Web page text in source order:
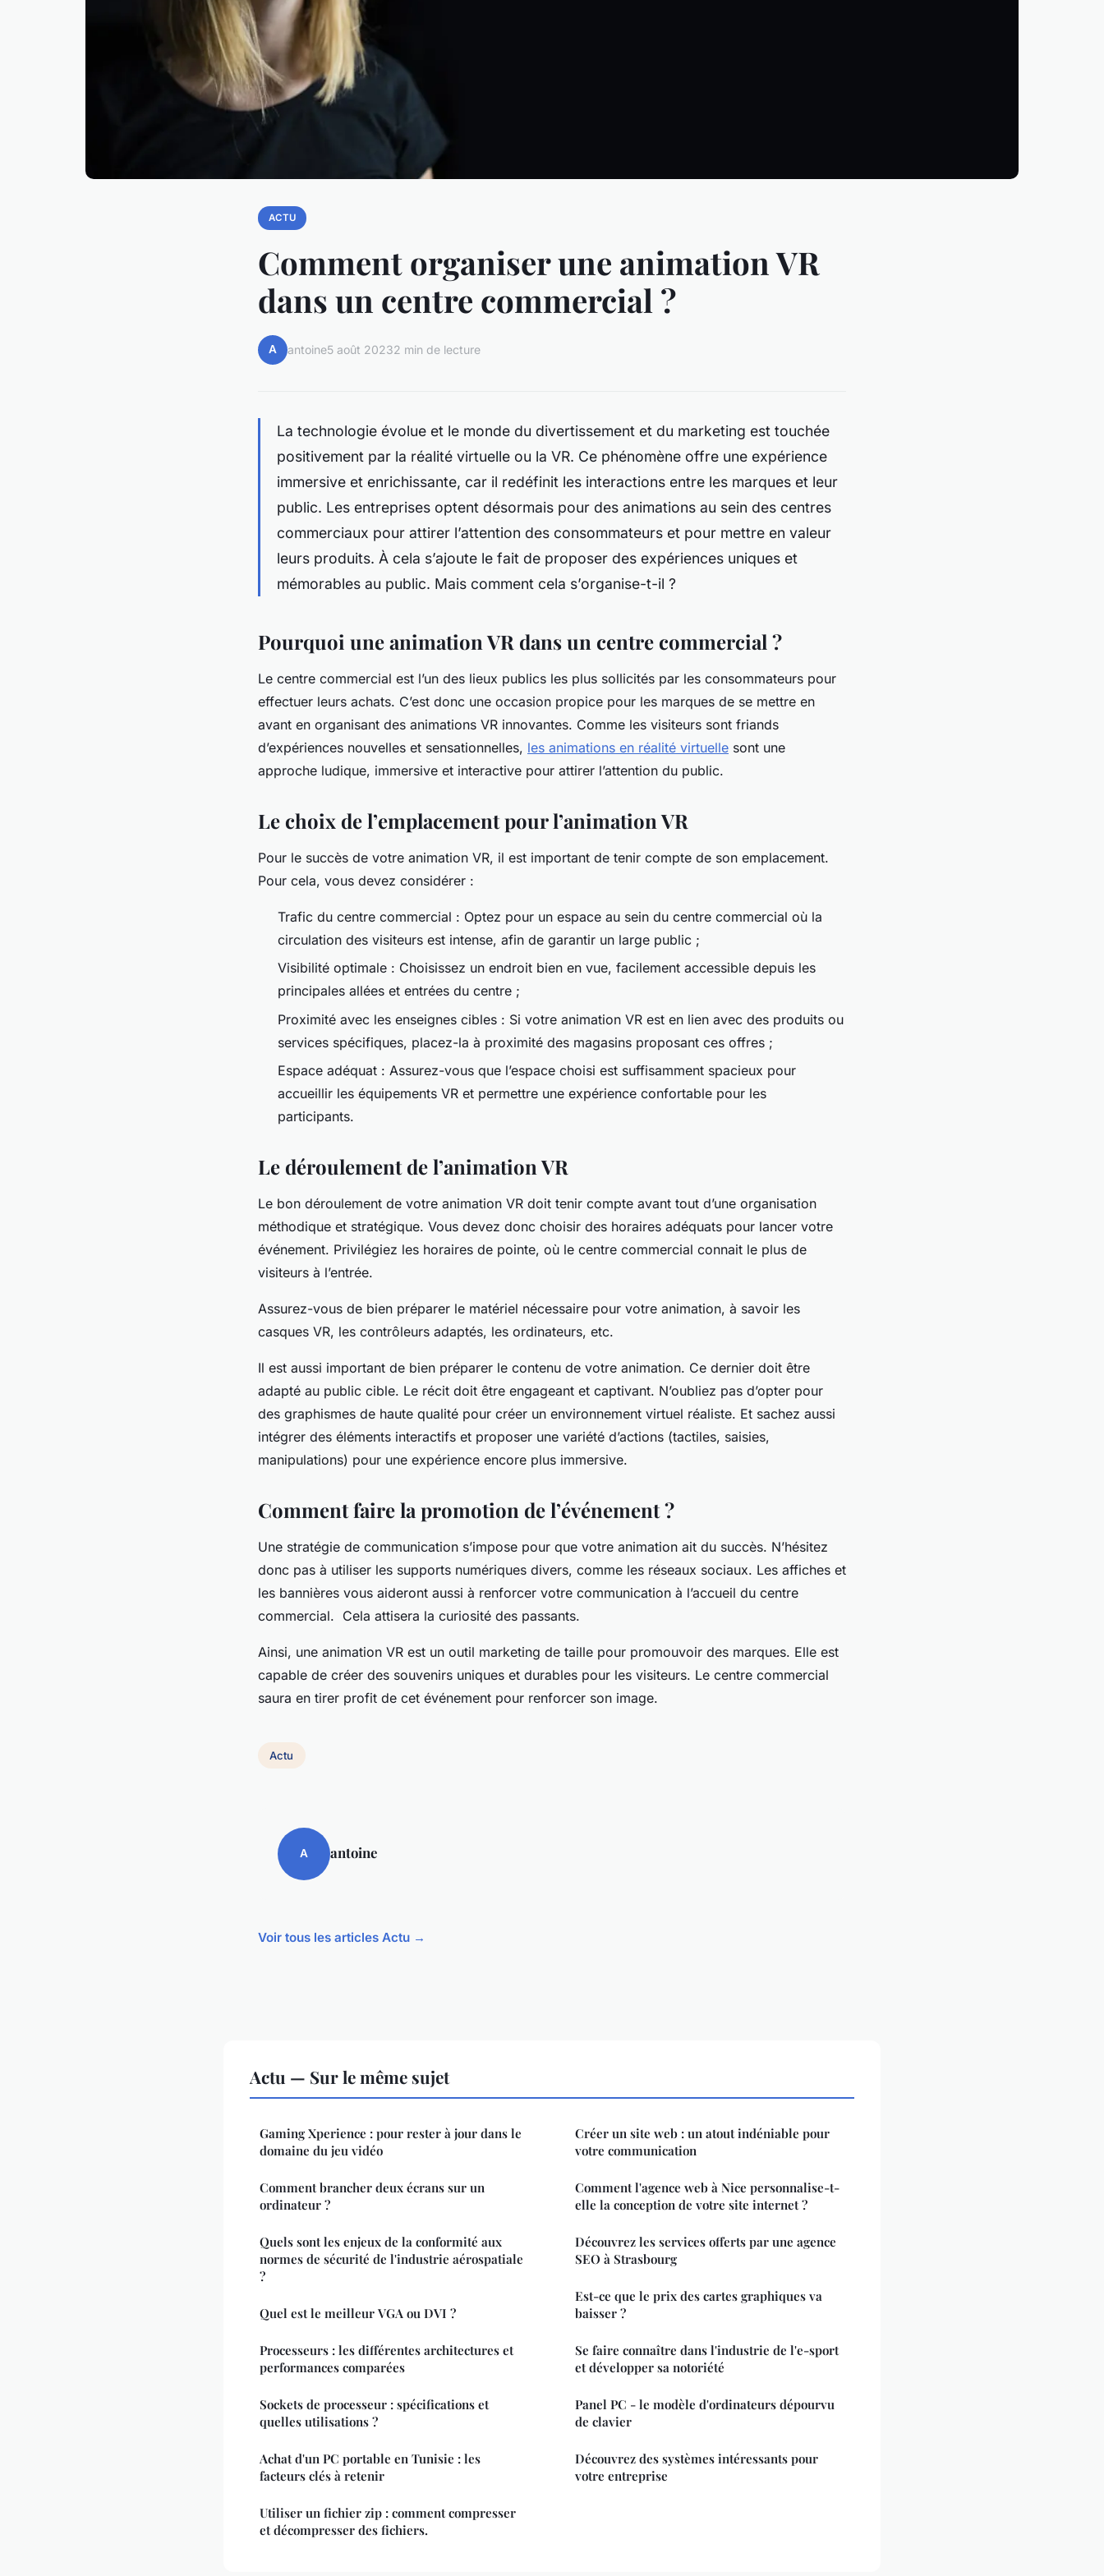
ACTU
Comment organiser une animation VR
dans un centre commercial ?
A antoine5 août 20232 min de lecture
La technologie évolue et le monde du divertissement et du marketing est touchée
positivement par la réalité virtuelle ou la VR. Ce phénomène offre une expérience
immersive et enrichissante, car il redéfinit les interactions entre les marques et leur
public. Les entreprises optent désormais pour des animations au sein des centres
commerciaux pour attirer l’attention des consommateurs et pour mettre en valeur
leurs produits. À cela s’ajoute le fait de proposer des expériences uniques et
mémorables au public. Mais comment cela s’organise-t-il ?
Pourquoi une animation VR dans un centre commercial ?
Le centre commercial est l’un des lieux publics les plus sollicités par les consommateurs pour
effectuer leurs achats. C’est donc une occasion propice pour les marques de se mettre en
avant en organisant des animations VR innovantes. Comme les visiteurs sont friands
d’expériences nouvelles et sensationnelles, les animations en réalité virtuelle sont une
approche ludique, immersive et interactive pour attirer l’attention du public.
Le choix de l’emplacement pour l’animation VR
Pour le succès de votre animation VR, il est important de tenir compte de son emplacement.
Pour cela, vous devez considérer :
Trafic du centre commercial : Optez pour un espace au sein du centre commercial où la
circulation des visiteurs est intense, afin de garantir un large public ;
Visibilité optimale : Choisissez un endroit bien en vue, facilement accessible depuis les
principales allées et entrées du centre ;
Proximité avec les enseignes cibles : Si votre animation VR est en lien avec des produits ou
services spécifiques, placez-la à proximité des magasins proposant ces offres ;
Espace adéquat : Assurez-vous que l’espace choisi est suffisamment spacieux pour
accueillir les équipements VR et permettre une expérience confortable pour les
participants.
Le déroulement de l’animation VR
Le bon déroulement de votre animation VR doit tenir compte avant tout d’une organisation
méthodique et stratégique. Vous devez donc choisir des horaires adéquats pour lancer votre
événement. Privilégiez les horaires de pointe, où le centre commercial connait le plus de
visiteurs à l’entrée.
Assurez-vous de bien préparer le matériel nécessaire pour votre animation, à savoir les
casques VR, les contrôleurs adaptés, les ordinateurs, etc.
Il est aussi important de bien préparer le contenu de votre animation. Ce dernier doit être
adapté au public cible. Le récit doit être engageant et captivant. N’oubliez pas d’opter pour
des graphismes de haute qualité pour créer un environnement virtuel réaliste. Et sachez aussi
intégrer des éléments interactifs et proposer une variété d’actions (tactiles, saisies,
manipulations) pour une expérience encore plus immersive.
Comment faire la promotion de l’événement ?
Une stratégie de communication s’impose pour que votre animation ait du succès. N’hésitez
donc pas à utiliser les supports numériques divers, comme les réseaux sociaux. Les affiches et
les bannières vous aideront aussi à renforcer votre communication à l’accueil du centre
commercial. Cela attisera la curiosité des passants.
Ainsi, une animation VR est un outil marketing de taille pour promouvoir des marques. Elle est
capable de créer des souvenirs uniques et durables pour les visiteurs. Le centre commercial
saura en tirer profit de cet événement pour renforcer son image.
Actu
A antoine
Voir tous les articles Actu →
Actu — Sur le même sujet
Gaming Xperience : pour rester à jour dans le
domaine du jeu vidéo
Comment brancher deux écrans sur un
ordinateur ?
Quels sont les enjeux de la conformité aux
normes de sécurité de l'industrie aérospatiale
?
Quel est le meilleur VGA ou DVI ?
Processeurs : les différentes architectures et
performances comparées
Sockets de processeur : spécifications et
quelles utilisations ?
Achat d'un PC portable en Tunisie : les
facteurs clés à retenir
Utiliser un fichier zip : comment compresser
et décompresser des fichiers.
Créer un site web : un atout indéniable pour
votre communication
Comment l'agence web à Nice personnalise-t-
elle la conception de votre site internet ?
Découvrez les services offerts par une agence
SEO à Strasbourg
Est-ce que le prix des cartes graphiques va
baisser ?
Se faire connaître dans l'industrie de l'e-sport
et développer sa notoriété
Panel PC - le modèle d'ordinateurs dépourvu
de clavier
Découvrez des systèmes intéressants pour
votre entreprise